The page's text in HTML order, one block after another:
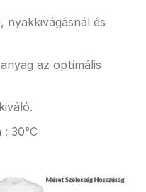
nyakkivágásnál és
az optimális
30°C